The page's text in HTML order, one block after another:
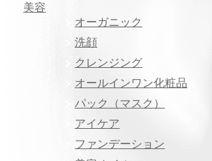
美容
オーガニック
洗顔
クレンジング
オールインワン化粧品
パック（マスク）
アイケア
ファンデーション